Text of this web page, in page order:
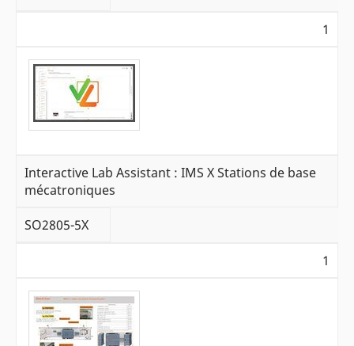
1
Interactive Lab Assistant : IMS X Stations de base
mécatroniques
SO2805-5X
1